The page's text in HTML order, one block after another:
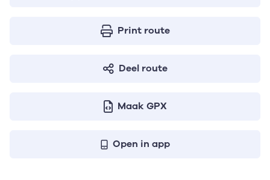
Print route
Deel route
Maak GPX
Open in app